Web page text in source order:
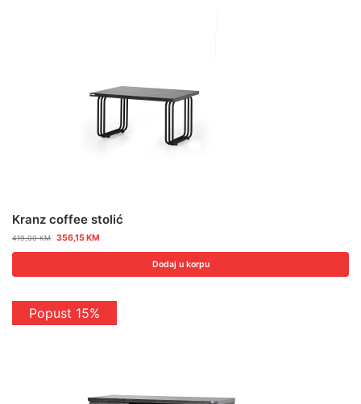
Kranz coffee stolić
419,00KM 356,15KM
Dodaj u korpu
Popust 15%